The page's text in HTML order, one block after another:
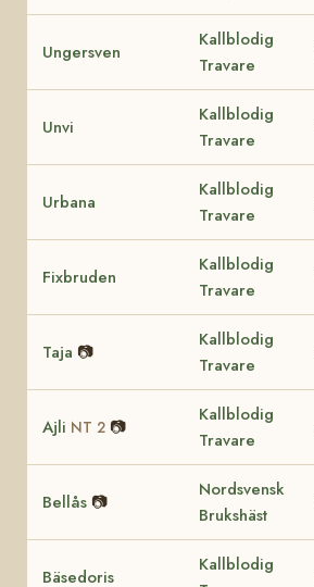
Ungersven
Kallblodig
Travare
Unvi
Kallblodig
Travare
Urbana
Kallblodig
Travare
Fixbruden
Kallblodig
Travare
Taja 📷
Kallblodig
Travare
Ajli NT 2 📷
Kallblodig
Travare
Bellås 📷
Nordsvensk
Brukshäst
Bäsedoris
Kallblodig